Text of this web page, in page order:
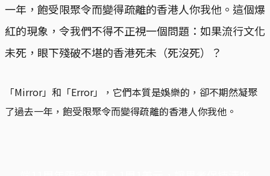
一年，飽受限聚令而變得疏離的香港人你我他。這個爆
紅的現象，令我們不得不正視一個問題：如果流行文化
未死，眼下殘破不堪的香港死未（死沒死）？
「Mirror」和「Error」，它們本質是娛樂的，卻不期然凝聚
了過去一年，飽受限聚令而變得疏離的香港人你我他。